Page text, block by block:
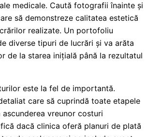
medicale. Caută fotografii înainte și
să demonstreze calitatea estetică
realizate. Un portofoliu
diverse tipuri de lucrări și va arăta
de la starea inițială până la rezultatul
este la fel de importantă.
care să cuprindă toate etapele
vreunor costuri
dacă clinica oferă planuri de plată